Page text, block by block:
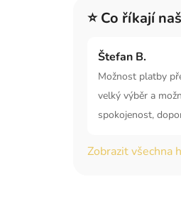
⭐ Co říkají
Štefan B.
Možnost platby
velký výběr a
spokojenost,
Zobrazit všechna